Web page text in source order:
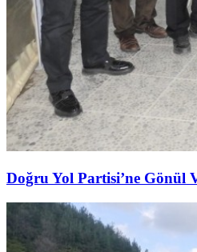
Doğru Yol Partisi’ne Gönül